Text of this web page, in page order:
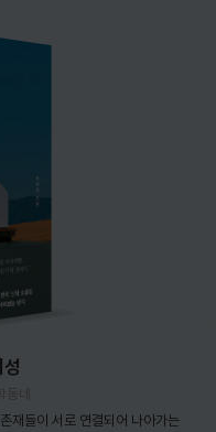
재들이 서로 연결되어 나아가는